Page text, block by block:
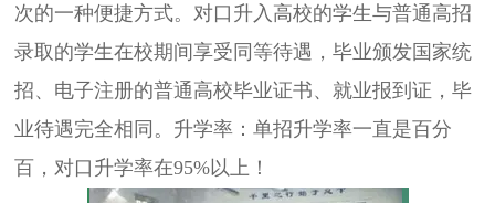
次的一种便捷方式。对口升入高校的学生与普通高招
录取的学生在校期间享受同等待遇，毕业颁发国家统
招、电子注册的普通高校毕业证书、就业报到证，毕
业待遇完全相同。升学率：单招升学率一直是百分
百，对口升学率在95%以上！